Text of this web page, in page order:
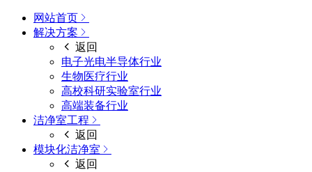
网站首页
解决方案
返回
电子光电半导体行业
生物医疗行业
高校科研实验室行业
高端装备行业
洁净室工程
返回
模块化洁净室
返回